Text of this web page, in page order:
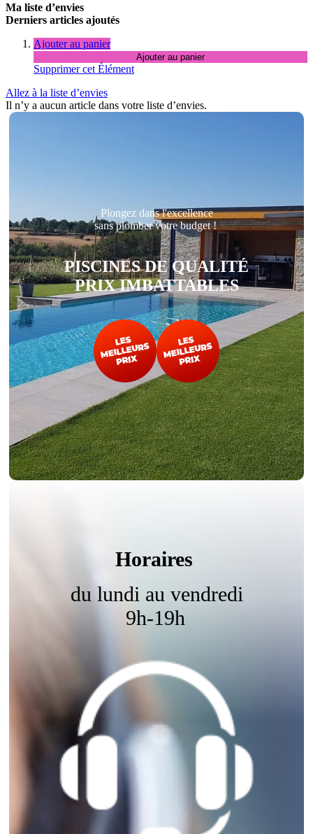
Ma liste d’envies
Derniers articles ajoutés
Ajouter au panier
Ajouter au panier
Supprimer cet Élément
Allez à la liste d’envies
Il n’y a aucun article dans votre liste d’envies.
Plongez dans l'excellence
sans plomber votre budget !
PISCINES DE QUALITÉ
PRIX IMBATTABLES
Horaires
du lundi au vendredi
9h-19h